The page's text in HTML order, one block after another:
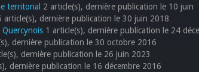
territorial 2 article(s), dernière publication le 10 juin
article(s), dernière publication le 30 juin 2018
1 article(s), dernière publication le 24
dernière publication le 30 octobre 2016
dernière publication le 26 juin 2023
dernière publication le 16 décembre 2016